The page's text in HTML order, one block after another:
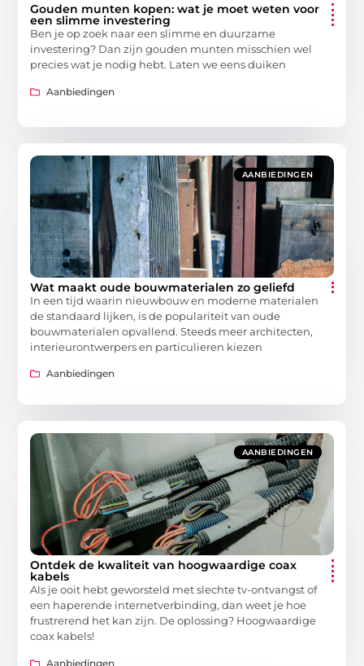
Gouden munten kopen: wat je moet weten voor
een slimme investering
Ben je op zoek naar een slimme en duurzame
investering? Dan zijn gouden munten misschien wel
precies wat je nodig hebt. Laten we eens duiken
Aanbiedingen
AANBIEDINGEN
Wat maakt oude bouwmaterialen zo geliefd
In een tijd waarin nieuwbouw en moderne materialen
de standaard lijken, is de populariteit van oude
bouwmaterialen opvallend. Steeds meer architecten,
interieurontwerpers en particulieren kiezen
Aanbiedingen
AANBIEDINGEN
Ontdek de kwaliteit van hoogwaardige coax
kabels
Als je ooit hebt geworsteld met slechte tv-ontvangst of
een haperende internetverbinding, dan weet je hoe
frustrerend het kan zijn. De oplossing? Hoogwaardige
coax kabels!
Aanbiedingen